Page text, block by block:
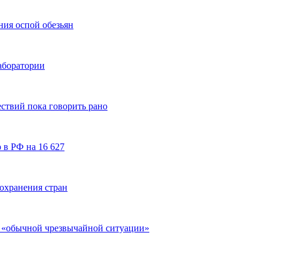
оспой обезьян
пока говорить рано
в РФ на 16 627
стран
чрезвычайной ситуации»